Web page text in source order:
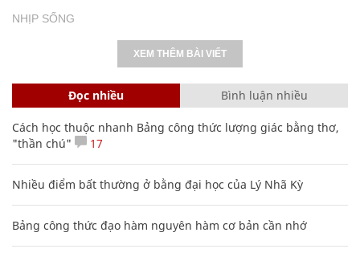
NHỊP SỐNG
XEM THÊM BÀI VIẾT
Đọc nhiều Bình luận nhiều
Cách học thuộc nhanh Bảng công thức lượng giác bằng thơ,
"thần chú"
17
Nhiều điểm bất thường ở bằng đại học của Lý Nhã Kỳ
Bảng công thức đạo hàm nguyên hàm cơ bản cần nhớ